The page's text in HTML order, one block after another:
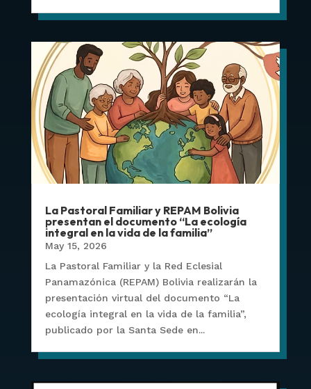
La Pastoral Familiar y REPAM Bolivia
presentan el documento “La ecología
integral en la vida de la familia”
May 15, 2026
La Pastoral Familiar y la Red Eclesial
Panamazónica (REPAM) Bolivia realizarán la
presentación virtual del documento “La
ecología integral en la vida de la familia”,
publicado por la Santa Sede en...